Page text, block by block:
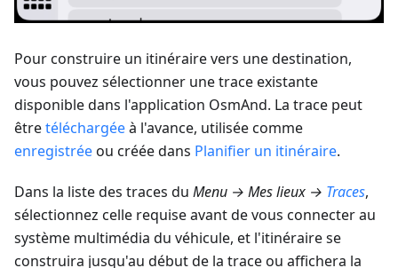
Pour construire un itinéraire vers une destination,
vous pouvez sélectionner une trace existante
disponible dans l'application OsmAnd. La trace peut
êtretéléchargéeà l'avance, utilisée comme
enregistréeou créée dans Planifier un itinéraire.
Dans la liste des traces du Menu → Mes lieux → Traces,
sélectionnez celle requise avant de vous connecter au
système multimédia du véhicule, et l'itinéraire se
construira jusqu'au début de la trace ou affichera la